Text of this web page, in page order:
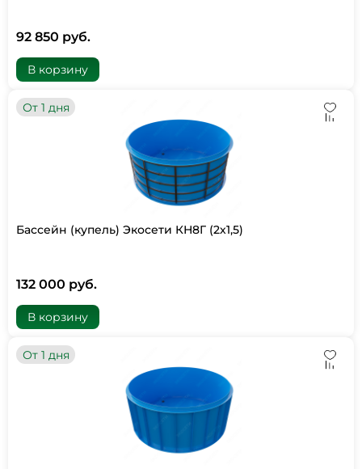
92 850 руб.
В корзину
От 1 дня
Бассейн (купель) Экосети КН8Г (2х1,5)
132 000 руб.
В корзину
От 1 дня